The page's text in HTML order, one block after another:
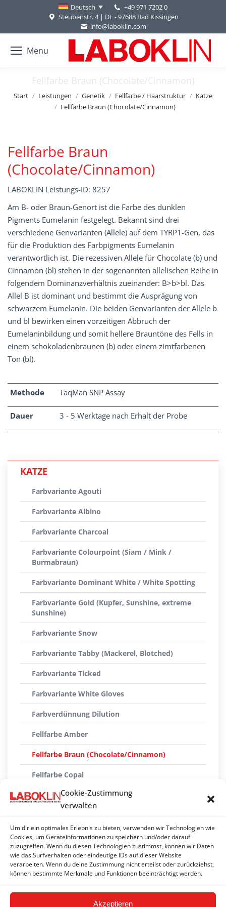
Cookie-Zustimmung
verwalten
Um dir ein optimales Erlebnis zu bieten, verwenden wir Technologien wie
Cookies, um Geräteinformationen zu speichern und/oder darauf
zuzugreifen. Wenn du diesen Technologien zustimmst, können wir Daten
wie das Surfverhalten oder eindeutige IDs auf dieser Website
verarbeiten. Wenn du deine Zustimmung nicht erteilst oder zurückziehst,
können bestimmte Merkmale und Funktionen beeinträchtigt werden.
Akzeptieren
Deutsch
+49 971 7202 0
Steubenstr. 4 | DE - 97688 Bad Kissingen
info@laboklin.com
Menu
Fellfarbe Braun (Chocolate/Cinnamon)
Sie befinden sich hier:
Start Leistungen Genetik Fellfarbe / Haarstruktur
Katze
Fellfarbe Braun (Chocolate/Cinnamon)
Fellfarbe Braun
(Chocolate/Cinnamon)
LABOKLIN Leistungs-ID: 8257
Am B- oder Braun-Genort ist die Farbe des dunklen
Pigments Eumelanin festgelegt. Bekannt sind drei
verschiedene Genvarianten (Allele) auf dem TYRP1-Gen, das
für die Produktion des Farbpigments Eumelanin
verantwortlich ist. Die rezessiven Allele für Chocolate (b) und
Cinnamon (bl) stehen in der sogenannten allelischen Reihe in
folgendem Dominanzverhältnis zueinander: B>b>bl. Das
Allel B ist dominant und bestimmt die Ausprägung von
schwarzem Eumelanin. Die beiden Genvarianten der Allele b
und bl bewirken einen vorzeitigen Abbruch der
Eumelaninbildung und somit hellere Brauntöne des Fells in
einem schokoladenbraunen (b) oder einem zimtfarbenen
Ton (bl).
Methode TaqMan SNP Assay
Dauer 3 - 5 Werktage nach Erhalt der Probe
KATZE
Farbvariante Agouti
Farbvariante Albino
Farbvariante Charcoal
Farbvariante Colourpoint (Siam / Mink /
Burmabraun)
Farbvariante Dominant White / White Spotting
Farbvariante Gold (Kupfer, Sunshine, extreme
Sunshine)
Farbvariante Snow
Farbvariante Tabby (Mackerel, Blotched)
Farbvariante Ticked
Farbvariante White Gloves
Farbverdünnung Dilution
Fellfarbe Amber
Fellfarbe Braun (Chocolate/Cinnamon)
Fellfarbe Copal
Fellfarbe Rot
Felltyp Curly
Felltyp Sphynx/Devon Rex
Haarlänge – Kurzhaar/Langhaar